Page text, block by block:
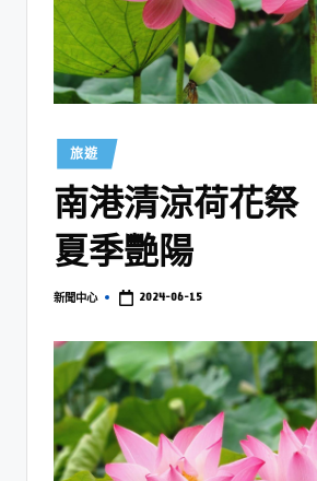
旅遊
南港清涼荷花
夏季艷陽
新聞中心 2024-06-15